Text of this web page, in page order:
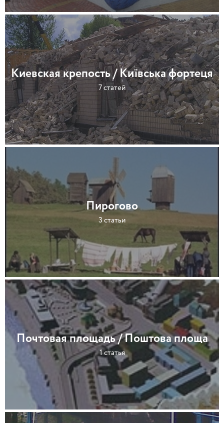
Киевская крепость / Київська фортеця
7 статей
Пирогово
3 статьи
Почтовая площадь / Поштова площа
1 статья